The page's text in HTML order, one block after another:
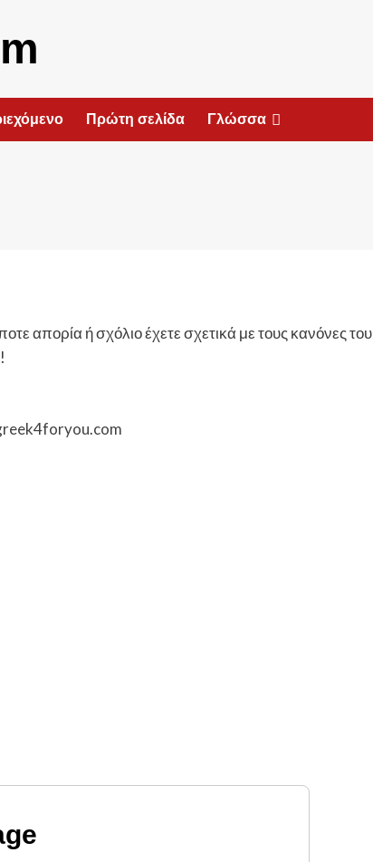
Πρώτη σελίδα Γλώσσα
απορία ή σχόλιο έχετε σχετικά με τους κανόνες του